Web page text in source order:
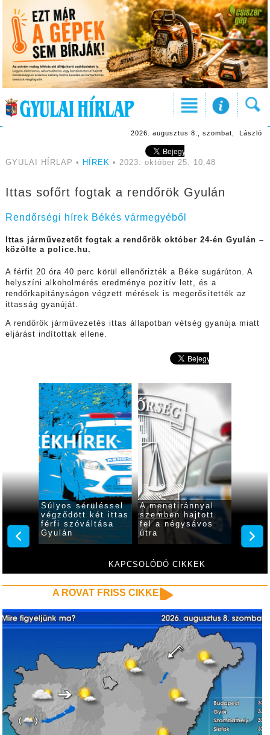
2026. augusztus 8., szombat, László
GYULAI HÍRLAP • HÍREK • 2023. október 25. 10:48
Ittas sofőrt fogtak a rendőrök Gyulán
Rendőrségi hírek Békés vármegyéből
Ittas járművezetőt fogtak a rendőrök október 24-én Gyulán –
közölte a police.hu.
A férfit 20 óra 40 perc körül ellenőrizték a Béke sugárúton. A
helyszíni alkoholmérés eredménye pozitív lett, és a
rendőrkapitányságon végzett mérések is megerősítették az
ittasság gyanúját.
A rendőrök járművezetés ittas állapotban vétség gyanúja miatt
eljárást indítottak ellene.
KAPCSOLÓDÓ CIKKEK
óra
Súlyos sérüléssel
végződött két ittas
férfi szóváltása
Gyulán
A menetiránnyal
szemben hajtott
fel a négysávos
útra
indult
A ROVAT FRISS CIKKEI